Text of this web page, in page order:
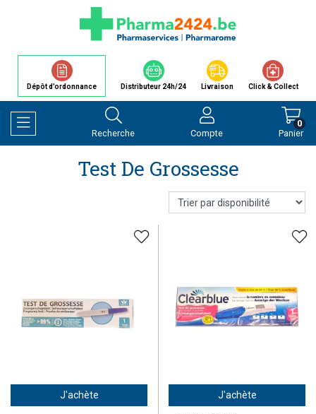
Dépôt d’ordonnance Distributeur 24h/24 Livraison Click & Collect
Afficher la navigation
Recherche Compte Panier
0
Test De Grossesse
J'achète J'achète